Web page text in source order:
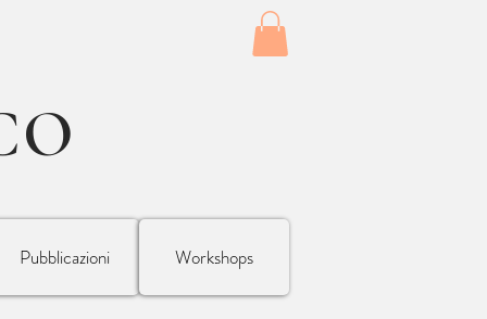
Pubblicazioni Workshops